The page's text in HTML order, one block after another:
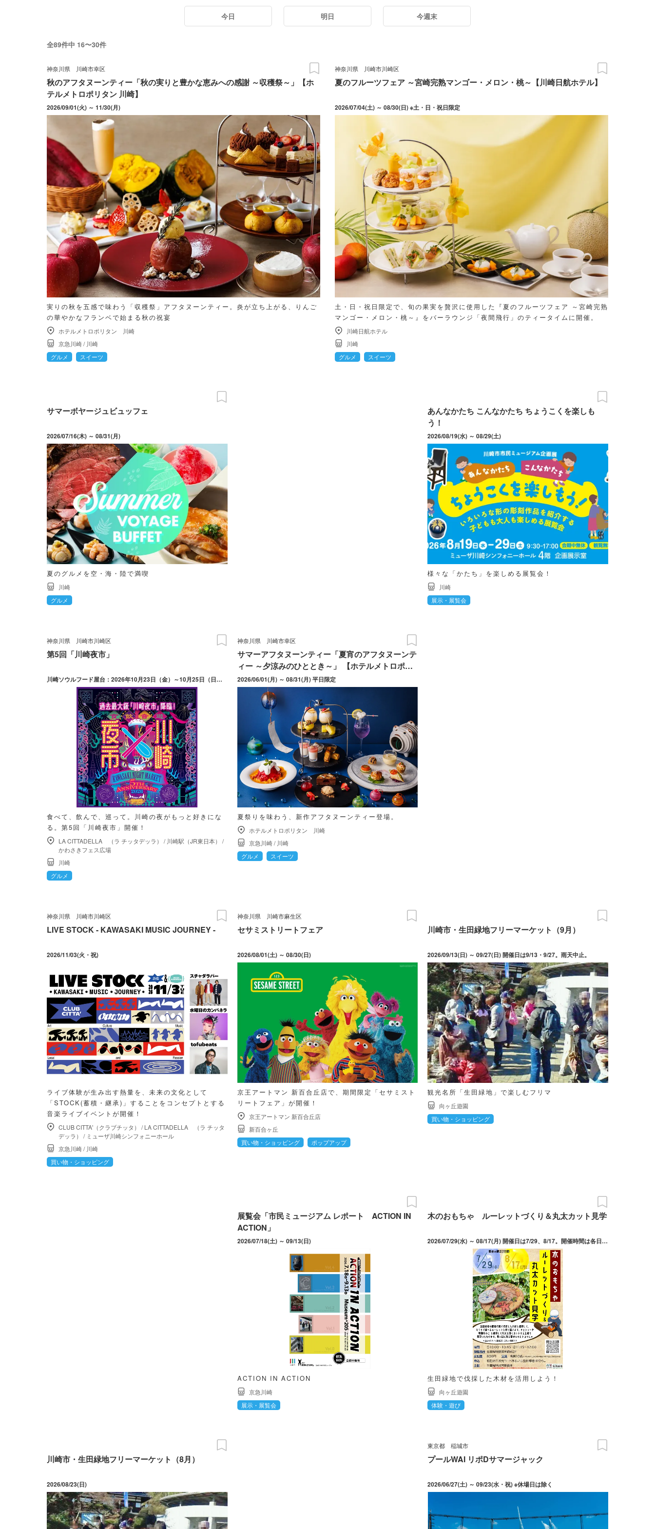
今日 明日 今週末
全89件中 16〜30件
神奈川県 川崎市幸区
秋のアフタヌーンティー「秋の実りと豊かな恵みへの感謝 ～収穫祭～」【ホ
テルメトロポリタン 川崎】
2026/09/01(火) ～ 11/30(月)
実りの秋を五感で味わう「収穫祭」アフタヌーンティー。炎が立ち上がる、りんご
の華やかなフランベで始まる秋の祝宴
ホテルメトロポリタン 川崎
京急川崎/ 川崎
グルメ
スイーツ
神奈川県 川崎市川崎区
夏のフルーツフェア ～宮崎完熟マンゴー・メロン・桃～【川崎日航ホテル】
2026/07/04(土) ～ 08/30(日) ※土・日・祝日限定
土・日・祝日限定で、旬の果実を贅沢に使用した『夏のフルーツフェア ～宮崎完熟
マンゴー・メロン・桃～』をバーラウンジ「夜間飛行」のティータイムに開催。
川崎日航ホテル
川崎
グルメ
スイーツ
サマーボヤージュビュッフェ
2026/07/16(木) ～ 08/31(月)
夏のグルメを空・海・陸で満喫
川崎
グルメ
あんなかたち こんなかたち ちょうこくを楽しも
う！
2026/08/19(水) ～ 08/29(土)
様々な「かたち」を楽しめる展覧会！
川崎
展示・展覧会
神奈川県 川崎市川崎区
第5回「川崎夜市」
川崎ソウルフード屋台：2026年10月23日（金）～10月25日（日） 川崎バル祭り：2026年10月25日（日）～11月1日（日）
食べて、飲んで、巡って。川崎の夜がもっと好きにな
る。第5回「川崎夜市」開催！
LA CITTADELLA （ラ チッタデッラ） / 川崎駅（JR東日本） /
かわさきフェス広場
川崎
グルメ
神奈川県 川崎市幸区
サマーアフタヌーンティー「夏宵のアフタヌーンテ
ィー ～夕涼みのひととき～」 【ホテルメトロポリ
タン 川崎】
2026/06/01(月) ～ 08/31(月) 平日限定
夏祭りを味わう、新作アフタヌーンティー登場。
ホテルメトロポリタン 川崎
京急川崎/ 川崎
グルメ
スイーツ
神奈川県 川崎市川崎区
LIVE STOCK - KAWASAKI MUSIC JOURNEY -
2026/11/03(火・祝)
ライブ体験が⽣み出す熱量を、未来の⽂化として
「STOCK(蓄積・継承)」することをコンセプトとする
⾳楽ライブイベントが開催！
CLUB CITTA'（クラブチッタ） /LA CITTADELLA （ラ チッタ
デッラ） / ミューザ川崎シンフォニーホール
京急川崎/ 川崎
買い物・ショッピング
神奈川県 川崎市麻生区
セサミストリートフェア
2026/08/01(土) ～ 08/30(日)
京王アートマン 新百合丘店で、期間限定「セサミスト
リートフェア」が開催！
京王アートマン 新百合丘店
新百合ヶ丘
買い物・ショッピング
ポップアップ
川崎市・生田緑地フリーマーケット（9月）
2026/09/13(日) ～ 09/27(日) 開催日は9/13・9/27。雨天中止。
観光名所「生田緑地」で楽しむフリマ
向ヶ丘遊園
買い物・ショッピング
展覧会「市民ミュージアム レポート ACTION IN
ACTION」
2026/07/18(土) ～ 09/13(日)
ACTION IN ACTION
京急川崎
展示・展覧会
木のおもちゃ ルーレットづくり＆丸太カット見学
2026/07/29(水) ～ 08/17(月) 開催日は7/29、8/17。開催時間は各日1回目 10:00～10:45、2回目 11:15～12:00。
生田緑地で伐採した木材を活用しよう！
向ヶ丘遊園
体験・遊び
川崎市・生田緑地フリーマーケット（8月）
2026/08/23(日)
東京都 稲城市
プールWAI リポDサマージャック
2026/06/27(土) ～ 09/23(水・祝) ※休場日は除く